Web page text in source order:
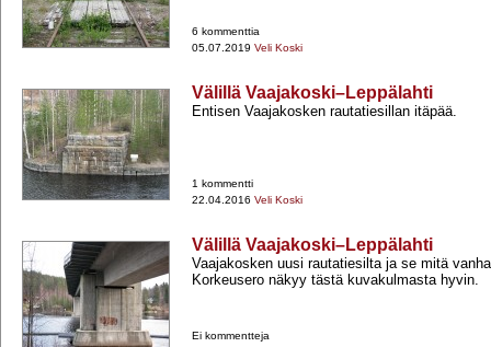
6 kommenttia
05.07.2019 Veli Koski
Välillä Vaajakoski–Leppälahti
Entisen Vaajakosken rautatiesillan itäpää.
1 kommentti
22.04.2016 Veli Koski
Välillä Vaajakoski–Leppälahti
Vaajakosken uusi rautatiesilta ja se mitä
Korkeusero näkyy tästä kuvakulmasta hyvin.
Ei kommentteja